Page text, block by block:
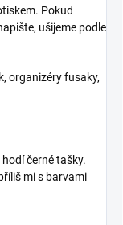
Pokud
ušijeme podle
organizéry fusaky,
černé tašky.
mi s barvami